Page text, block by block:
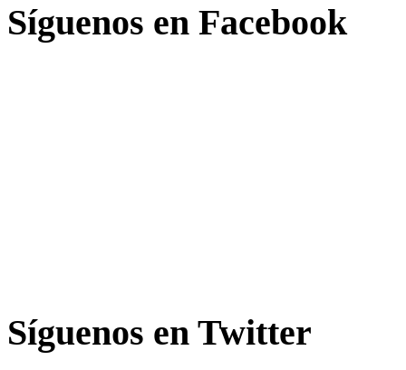
Síguenos en Facebook
Síguenos en Twitter